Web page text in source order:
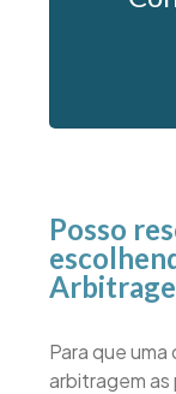
Posso
Para que
arbitragem